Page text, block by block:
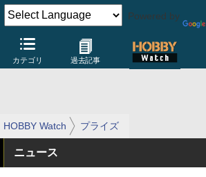
Powered by
カテゴリ 過去記事
HOBBY Watch プライズ
ニュース